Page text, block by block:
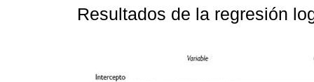
Resultados de la regresión